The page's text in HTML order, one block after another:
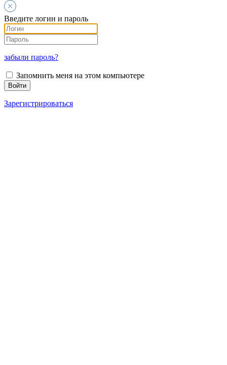
Введите логин и пароль
забыли пароль?
Запомнить меня на этом компьютере
Зарегистрироваться